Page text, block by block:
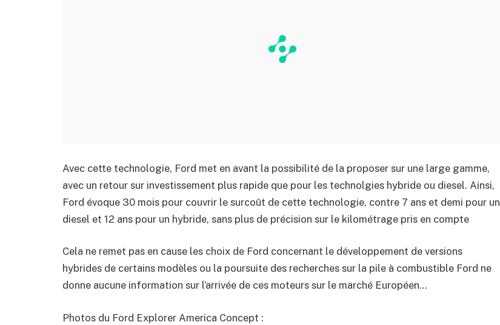
Avec cette technologie, Ford met en avant la possibilité de la proposer sur une large gamme,
avec un retour sur investissement plus rapide que pour les technolgies hybride ou diesel. Ainsi,
Ford évoque 30 mois pour couvrir le surcoût de cette technologie, contre 7 ans et demi pour un
diesel et 12 ans pour un hybride, sans plus de précision sur le kilométrage pris en compte
Cela ne remet pas en cause les choix de Ford concernant le développement de versions
hybrides de certains modèles ou la poursuite des recherches sur la pile à combustible Ford ne
donne aucune information sur l’arrivée de ces moteurs sur le marché Européen…
Photos du Ford Explorer America Concept :